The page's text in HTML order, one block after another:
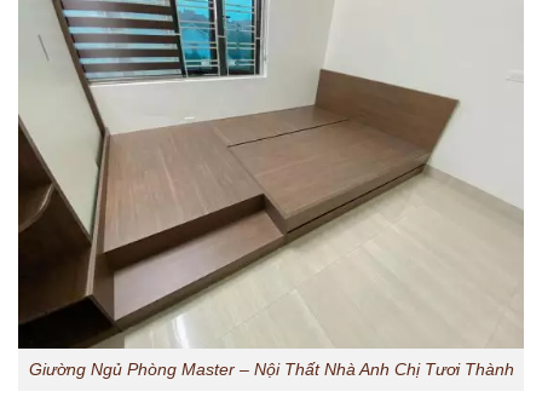
Giường Ngủ Phòng Master – Nội Thất Nhà Anh Chị Tươi Thành